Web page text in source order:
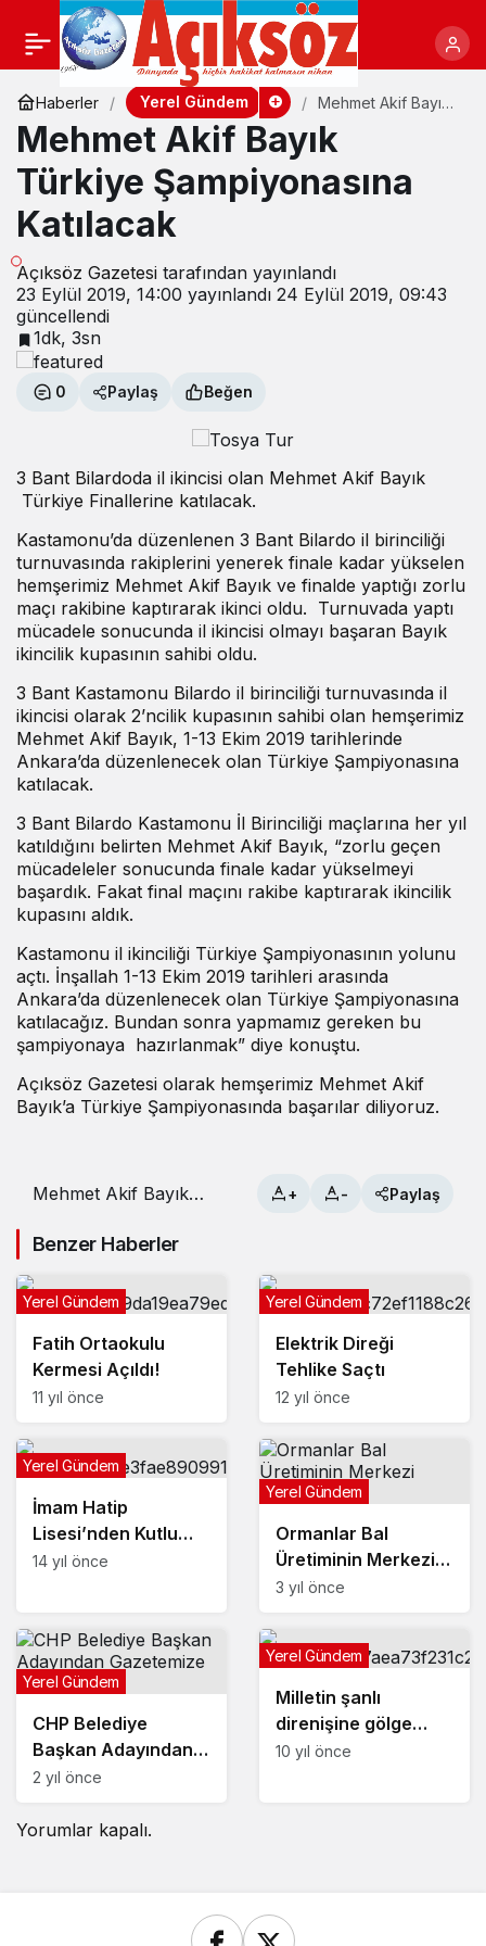
Haberler Yerel Gündem
Mehmet Akif Bayık
Şampiyonasına
Katılacak
Mehmet Akif Bayık
Türkiye Şampiyonasına
Katılacak
Açıksöz Gazetesi tarafından yayınlandı
23 Eylül 2019, 14:00 yayınlandı 24 Eylül 2019, 09:43
güncellendi
1dk, 3sn
0 Paylaş Beğen
3 Bant Bilardoda il ikincisi olan Mehmet Akif Bayık
Türkiye Finallerine katılacak.
Kastamonu’da düzenlenen 3 Bant Bilardo il birinciliği
turnuvasında rakiplerini yenerek finale kadar yükselen
hemşerimiz Mehmet Akif Bayık ve finalde yaptığı zorlu
maçı rakibine kaptırarak ikinci oldu. Turnuvada yaptı
mücadele sonucunda il ikincisi olmayı başaran Bayık
ikincilik kupasının sahibi oldu.
3 Bant Kastamonu Bilardo il birinciliği turnuvasında il
ikincisi olarak 2’ncilik kupasının sahibi olan hemşerimiz
Mehmet Akif Bayık, 1-13 Ekim 2019 tarihlerinde
Ankara’da düzenlenecek olan Türkiye Şampiyonasına
katılacak.
3 Bant Bilardo Kastamonu İl Birinciliği maçlarına her yıl
katıldığını belirten Mehmet Akif Bayık, “zorlu geçen
mücadeleler sonucunda finale kadar yükselmeyi
başardık. Fakat final maçını rakibe kaptırarak ikincilik
kupasını aldık.
Kastamonu il ikinciliği Türkiye Şampiyonasının yolunu
açtı. İnşallah 1-13 Ekim 2019 tarihleri arasında
Ankara’da düzenlenecek olan Türkiye Şampiyonasına
katılacağız. Bundan sonra yapmamız gereken bu
şampiyonaya hazırlanmak” diye konuştu.
Açıksöz Gazetesi olarak hemşerimiz Mehmet Akif
Bayık’a Türkiye Şampiyonasında başarılar diliyoruz.
Mehmet Akif Bayık
Katılacak
+ - Paylaş
Benzer Haberler
Fatih Ortaokulu
Kermesi Açıldı!
Yerel Gündem
11 yıl önce
Elektrik Direği
Tehlike Saçtı
Yerel Gündem
12 yıl önce
İmam Hatip
Lisesi’nden Kutlu
Doğum Etkinliği
Yerel Gündem
14 yıl önce
Ormanlar Bal
Üretiminin Merkezi
Oluyor
Yerel Gündem
3 yıl önce
CHP Belediye
Başkan Adayından
Gazetemize Ziyaret
Yerel Gündem
2 yıl önce
Milletin şanlı
direnişine gölge
düşüremeyecekler
Yerel Gündem
10 yıl önce
Yorumlar kapalı.